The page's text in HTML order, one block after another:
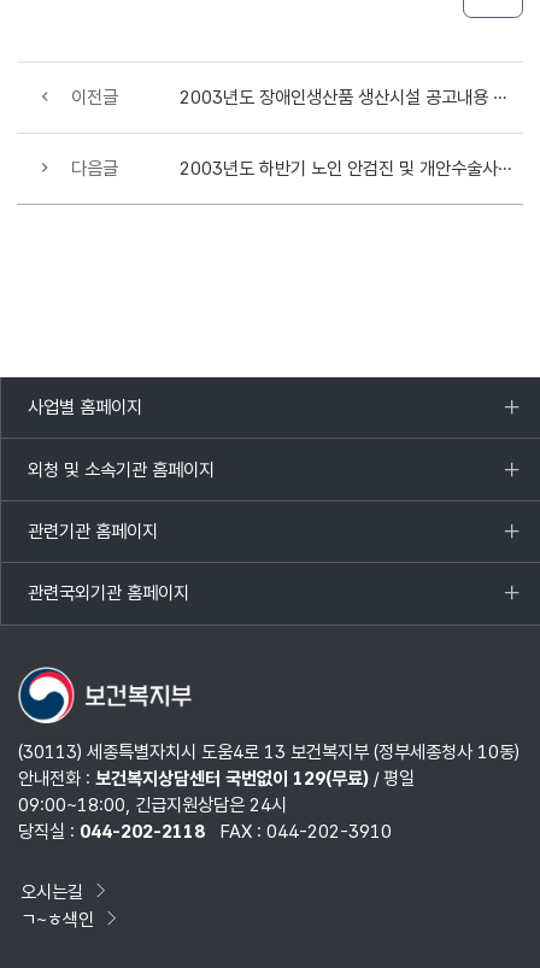
이전글 2003년도 장애인생산품 생산시설 공고내용 변경공고 (법인단체 명칭변경)
다음글 2003년도 하반기 노인 안검진 및 개안수술사업비 국고보조 결정 통보
사업별 홈페이지
목록
열기
외청 및 소속기관 홈페이지
목록
열기
관련기관 홈페이지
목록
열기
관련국외기관 홈페이지
목록
열기
(30113) 세종특별자치시 도움4로 13 보건복지부 (정부세종청사 10동)
안내전화 : 보건복지상담센터 국번없이 129(무료)/ 평일
09:00~18:00, 긴급지원상담은 24시
당직실 : 044-202-2118 FAX : 044-202-3910
오시는길
ㄱ~ㅎ색인